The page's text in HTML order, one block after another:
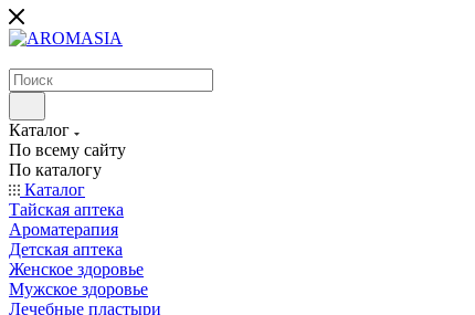
Каталог
По всему сайту
По каталогу
Каталог
Тайская аптека
Ароматерапия
Детская аптека
Женское здоровье
Мужское здоровье
Лечебные пластыри